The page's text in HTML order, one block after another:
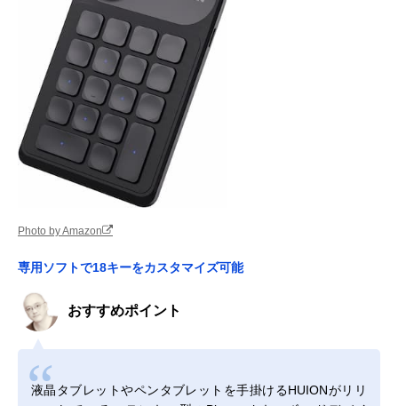
Photo by Amazon
専用ソフトで18キーをカスタマイズ可能
おすすめポイント
液晶タブレットやペンタブレットを手掛けるHUIONがリリ